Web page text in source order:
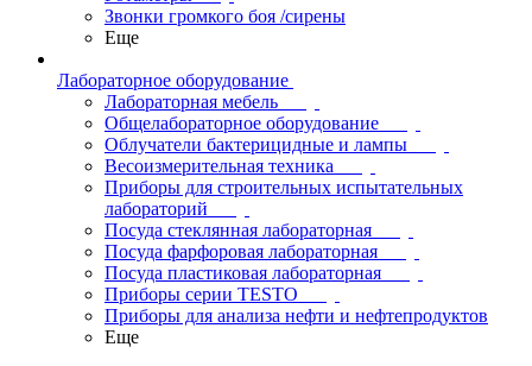
Звонки громкого боя /сирены
Еще
Лабораторное оборудование
Лабораторная мебель
Общелабораторное оборудование
Облучатели бактерицидные и лампы
Весоизмерительная техника
Приборы для строительных испытательных
лабораторий
Посуда стеклянная лабораторная
Посуда фарфоровая лабораторная
Посуда пластиковая лабораторная
Приборы серии TESTO
Приборы для анализа нефти и нефтепродуктов
Еще